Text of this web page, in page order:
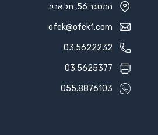
המסגר 56, תל אביב
ofek@ofek1.com
03.5622232
03.5625377
055.8876103